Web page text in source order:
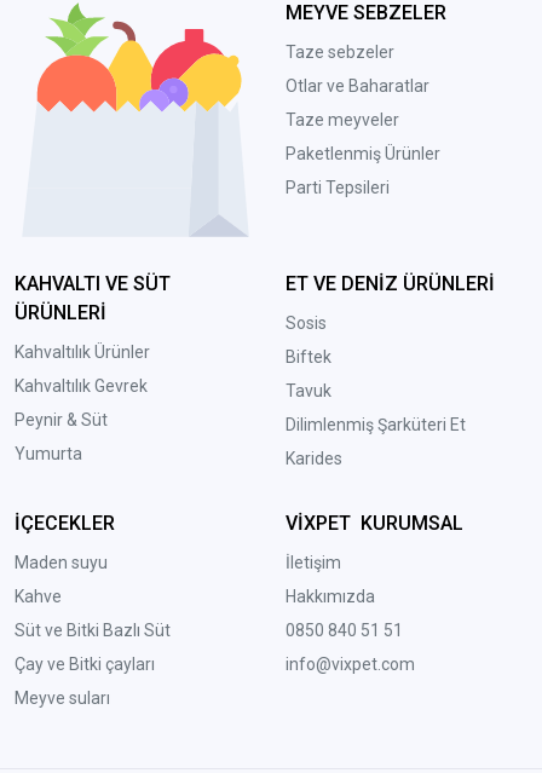
MEYVE SEBZELER
Taze sebzeler
Otlar ve Baharatlar
Taze meyveler
Paketlenmiş Ürünler
Parti Tepsileri
KAHVALTI VE SÜT
ÜRÜNLERİ
Kahvaltılık Ürünler
Kahvaltılık Gevrek
Peynir & Süt
Yumurta
ET VE DENİZ ÜRÜNLERİ
Sosis
Biftek
Tavuk
Dilimlenmiş Şarküteri Et
Karides
İÇECEKLER
Maden suyu
Kahve
Süt ve Bitki Bazlı Süt
Çay ve Bitki çayları
Meyve suları
VİXPET KURUMSAL
İletişim
Hakkımızda
0850 840 51 51
info@vixpet.com